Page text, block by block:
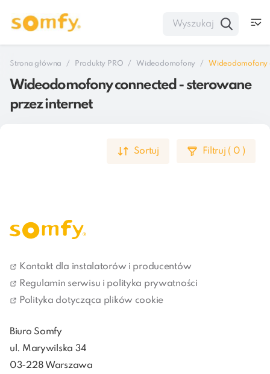
Strona główna Produkty PRO Wideodomofony Wideodomofony
Wideodomofony connected - sterowane
przez internet
Sortuj Filtruj ( 0 )
Wideodomofony connected - sterowane przez internet
Kontakt dla instalatorów i producentów
Regulamin serwisu i polityka prywatności
Polityka dotycząca plików cookie
Biuro Somfy
ul. Marywilska 34
03-228 Warszawa